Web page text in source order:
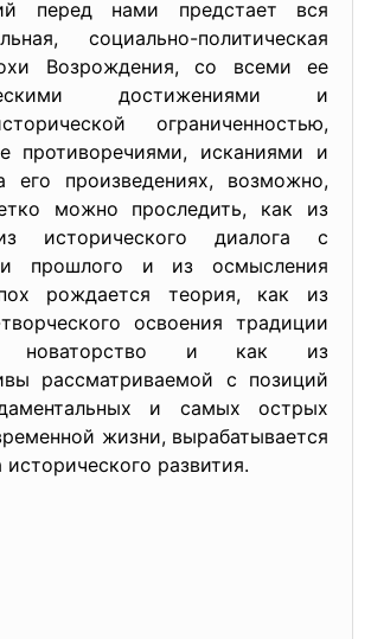
перед нами предстает вся
социально-политическая
Возрождения, со всеми ее
достижениями и
ограниченностью,
противоречиями, исканиями и
его произведениях, возможно,
можно проследить, как из
исторического диалога с
прошлого и из осмысления
рождается теория, как из
освоения традиции
новаторство и как из
рассматриваемой с позиций
и самых острых
жизни, вырабатывается
исторического развития.